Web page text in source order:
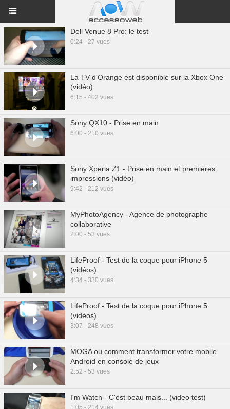
Dell Venue 8 Pro: le test
0:24 - 27 vues
La TV d'Orange est disponible sur la Xbox One
(vidéo)
6:15 - 402 vues
Sony QX10 - Prise en main
6:00 - 210 vues
Sony Xperia Z1 - Prise en main et premières
impressions (vidéo)
9:42 - 212 vues
MyPhotoAgency - Agence de photographe
collaborative
2:00 - 53 vues
LifeProof - Test de la coque pour iPhone 5
(vidéos)
4:34 - 330 vues
LifeProof - Test de la coque pour iPhone 5
(vidéos)
3:07 - 248 vues
MOGA ou comment transformer votre mobile
Android en console de jeux
2:52 - 53 vues
I'm Watch - C'est beau mais... (video test)
1:05 - 214 vues